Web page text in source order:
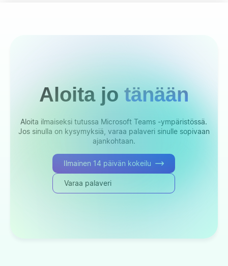
Aloita jo tänään
Aloita ilmaiseksi tutussa Microsoft Teams -ympäristössä.
Jos sinulla on kysymyksiä, varaa palaveri sinulle sopivaan
ajankohtaan.
Ilmainen 14 päivän kokeilu
Varaa palaveri